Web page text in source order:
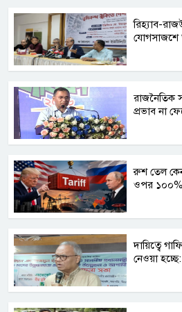
রিহ্যাব-
যোগসাজশে
রাজনৈতিক
প্রভাব না
রুশ তেল
ওপর ১০০%
দায়িত্বে
নেওয়া